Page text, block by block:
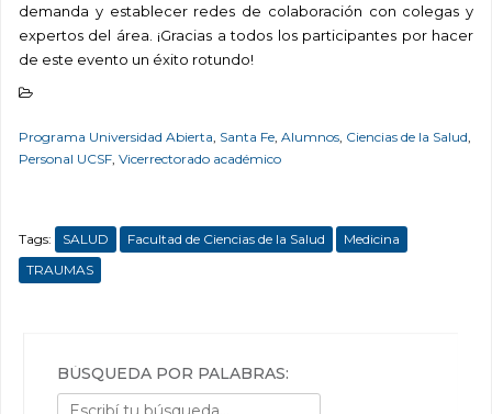
demanda y establecer redes de colaboración con colegas y
expertos del área. ¡Gracias a todos los participantes por hacer
de este evento un éxito rotundo!
Programa Universidad Abierta Santa Fe Alumnos Ciencias de la Salud
Personal UCSF Vicerrectorado académico
Tags: SALUD Facultad de Ciencias de la Salud
Medicina
TRAUMAS
BÚSQUEDA POR PALABRAS: